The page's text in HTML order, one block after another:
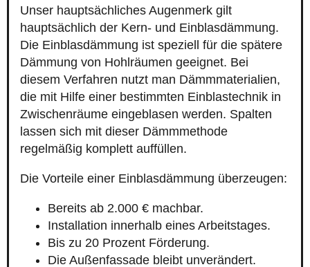
Unser hauptsächliches Augenmerk gilt
hauptsächlich der Kern- und Einblasdämmung.
Die Einblasdämmung ist speziell für die spätere
Dämmung von Hohlräumen geeignet. Bei
diesem Verfahren nutzt man Dämmmaterialien,
die mit Hilfe einer bestimmten Einblastechnik in
Zwischenräume eingeblasen werden. Spalten
lassen sich mit dieser Dämmmethode
regelmäßig komplett auffüllen.
Die Vorteile einer Einblasdämmung überzeugen:
Bereits ab 2.000 € machbar.
Installation innerhalb eines Arbeitstages.
Bis zu 20 Prozent Förderung.
Die Außenfassade bleibt unverändert.